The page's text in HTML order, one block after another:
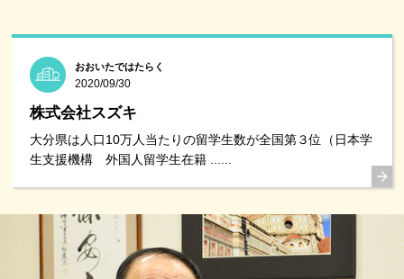
おおいたではたらく
2020/09/30
株式会社スズキ
大分県は人口10万人当たりの留学生数が全国第３位（日本学
生支援機構 外国人留学生在籍 ......